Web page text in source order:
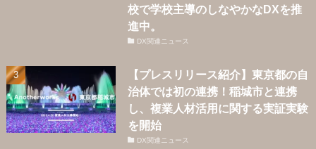
校で学校主導のしなやかなDXを推
進中。
DX関連ニュース
【プレスリリース紹介】東京都の自
治体では初の連携！稲城市と連携
し、複業人材活用に関する実証実験
を開始
DX関連ニュース